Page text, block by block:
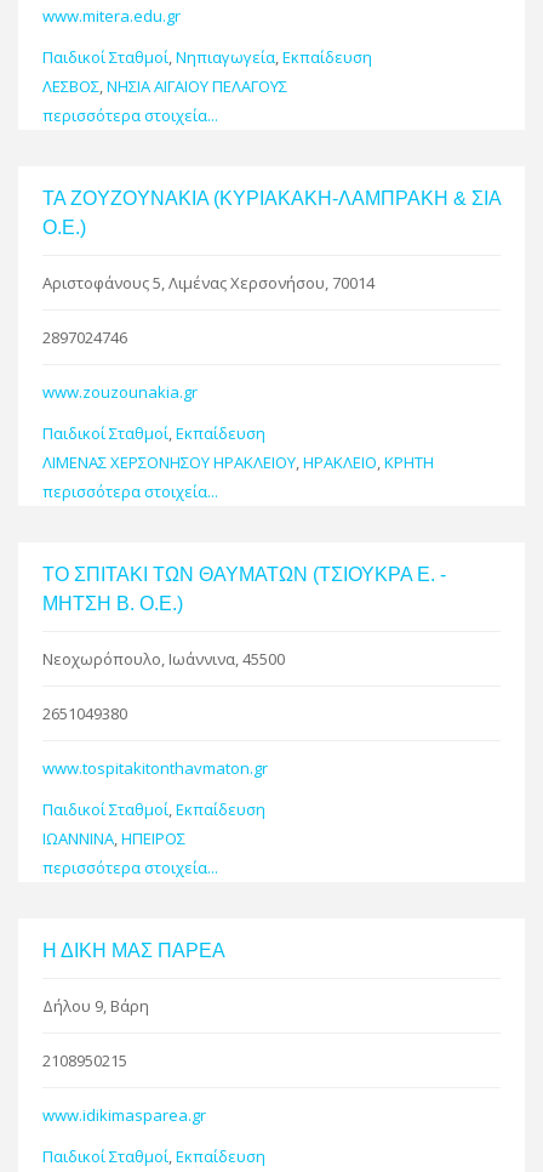
www.mitera.edu.gr
Παιδικοί Σταθμοί,Νηπιαγωγεία,Εκπαίδευση
ΛΕΣΒΟΣ,ΝΗΣΙΑ ΑΙΓΑΙΟΥ ΠΕΛΑΓΟΥΣ
περισσότερα στοιχεία...
TA ZOYZOYNΑΚIA (ΚΥΡΙΑΚΑΚΗ-ΛΑΜΠΡΑΚΗ & ΣΙΑ
Ο.Ε.)
Αριστοφάνους 5, Λιμένας Χερσονήσου, 70014
2897024746
www.zouzounakia.gr
Παιδικοί Σταθμοί,Εκπαίδευση
ΛΙΜΕΝΑΣ ΧΕΡΣΟΝΗΣΟΥ ΗΡΑΚΛΕΙΟΥ,ΗΡΑΚΛΕΙΟ,ΚΡΗΤΗ
περισσότερα στοιχεία...
ΤΟ ΣΠΙΤΑΚΙ ΤΩΝ ΘΑΥΜΑΤΩΝ (ΤΣΙΟΥΚΡΑ Ε. -
ΜΗΤΣΗ Β. Ο.Ε.)
Νεοχωρόπουλο, Ιωάννινα, 45500
2651049380
www.tospitakitonthavmaton.gr
Παιδικοί Σταθμοί,Εκπαίδευση
ΙΩΑΝΝΙΝΑ,ΗΠΕΙΡΟΣ
περισσότερα στοιχεία...
Η ΔΙΚΗ ΜΑΣ ΠΑΡΕΑ
Δήλου 9, Βάρη
2108950215
www.idikimasparea.gr
Παιδικοί Σταθμοί,Εκπαίδευση